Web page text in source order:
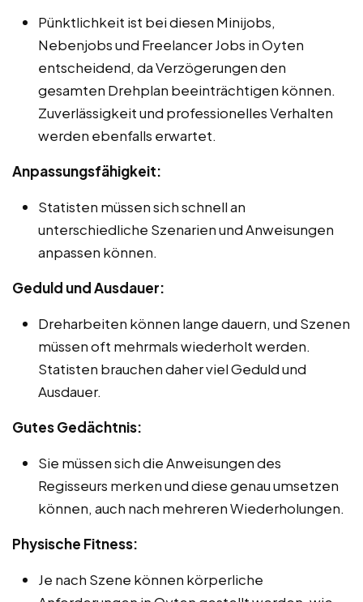
Pünktlichkeit ist bei diesen Minijobs,
Nebenjobs und Freelancer Jobs in Oyten
entscheidend, da Verzögerungen den
gesamten Drehplan beeinträchtigen können.
Zuverlässigkeit und professionelles Verhalten
werden ebenfalls erwartet.
Anpassungsfähigkeit:
Statisten müssen sich schnell an
unterschiedliche Szenarien und Anweisungen
anpassen können.
Geduld und Ausdauer:
Dreharbeiten können lange dauern, und Szenen
müssen oft mehrmals wiederholt werden.
Statisten brauchen daher viel Geduld und
Ausdauer.
Gutes Gedächtnis:
Sie müssen sich die Anweisungen des
Regisseurs merken und diese genau umsetzen
können, auch nach mehreren Wiederholungen.
Physische Fitness:
Je nach Szene können körperliche